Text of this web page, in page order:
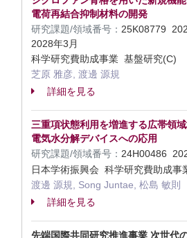
電荷再結合抑制材料の開発
研究課題/領域番号： 25K08779
2028年3月
科学研究費助成事業 基盤研究(C)
芝原 雅彦, 渡邊 源規
詳細を見る
三重項状態利用を増進する広帯領
電気水分解デバイスへの応用
研究課題/領域番号： 24H00486
日本学術振興会 科学研究費助成事
渡邊 源規, Song Juntae, 松島 敏則
詳細を見る
先端国際共同研究推進事業 次世代